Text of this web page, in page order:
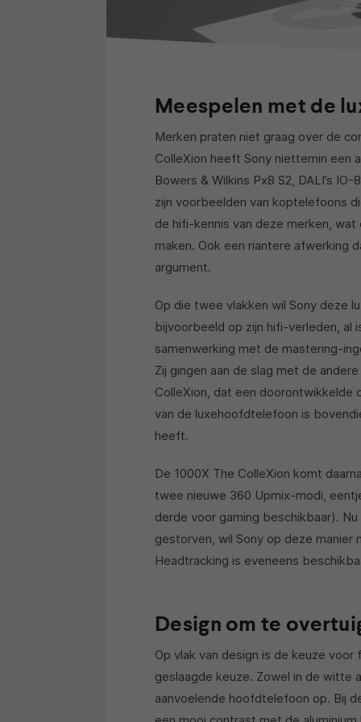
Meespelen met de
Merken praten niet graag over de
ColleXion heeft Sony niettemin een
Bowers & Wilkins Px8 S2, DALI’s
zijn voorbeelden van koptelefoons
de hifi-kennis van deze merken,
maken. Ook een riantere afwerking
argument.
Op die twee vlakken wil Sony deze
bijvoorbeeld op zijn hifi-verleden, al
samenwerking met de mastering-
Zij gingen aan de slag met de
ColleXion, dat een doorontwikkelde
van de luxehoofdtelefoon is
heeft.
De 1000X The ColleXion komt
twee nieuwe 360 Upmix-modi,
derde voor gaming beschikbaar).
gestorven, wil Sony op deze
Headtracking is eveneens
Design om te
Op vlak van design is de keuze
geslaagde keuze. Zowel in de witte
aanvoelende hoofdtelefoon op. Bij